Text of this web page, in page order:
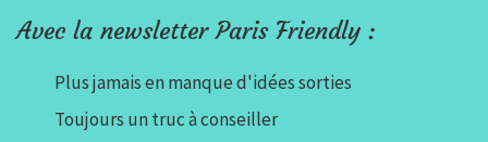
Avec la newsletter Paris Friendly :
Plus jamais en manque d'idées sorties
Toujours un truc à conseiller